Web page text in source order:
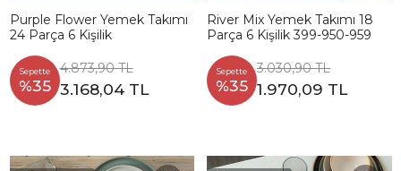
Purple Flower Yemek Takımı
24 Parça 6 Kişilik
Sepette
%35
4.873,90 TL
3.168,04 TL
River Mix Yemek Takımı 18
Parça 6 Kişilik 399-950-959
Sepette
%35
3.030,90 TL
1.970,09 TL